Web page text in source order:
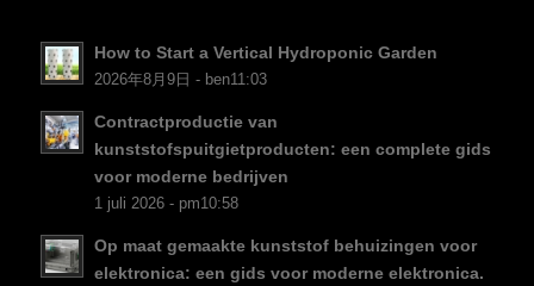
How to Start a Vertical Hydroponic Garden
2026年8月9日 - ben11:03
Contractproductie van
kunststofspuitgietproducten: een complete gids
voor moderne bedrijven
1 juli 2026 - pm10:58
Op maat gemaakte kunststof behuizingen voor
elektronica: een gids voor moderne elektronica.
JA
KO
PT
CS
DA
FI